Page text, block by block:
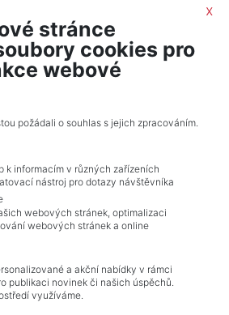
vineyard / 133318 m
estate) Price
Adverts total5.
NAVIGACE
x
stránce
cookies pro
webové
požádali o souhlas s jejich zpracováním.
k informacím v různých zařízeních
nástroj pro dotazy návštěvníka
webových stránek, optimalizaci
webových stránek a online
a akční nabídky v rámci
publikaci novinek či našich úspěchů.
využíváme.